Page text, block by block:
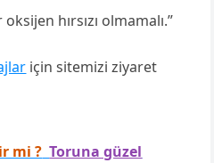
hırsızı olmamalı.”
için sitemizi ziyaret
mi ? Toruna güzel